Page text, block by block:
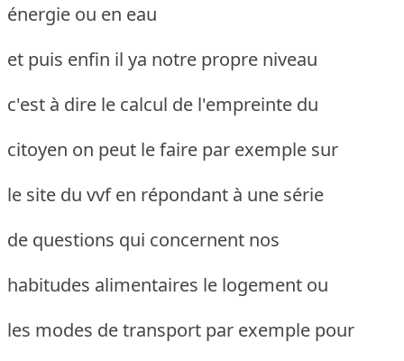
énergie ou en eau
et puis enfin il ya notre propre niveau
c'est à dire le calcul de l'empreinte du
citoyen on peut le faire par exemple sur
le site du vvf en répondant à une série
de questions qui concernent nos
habitudes alimentaires le logement ou
les modes de transport par exemple pour